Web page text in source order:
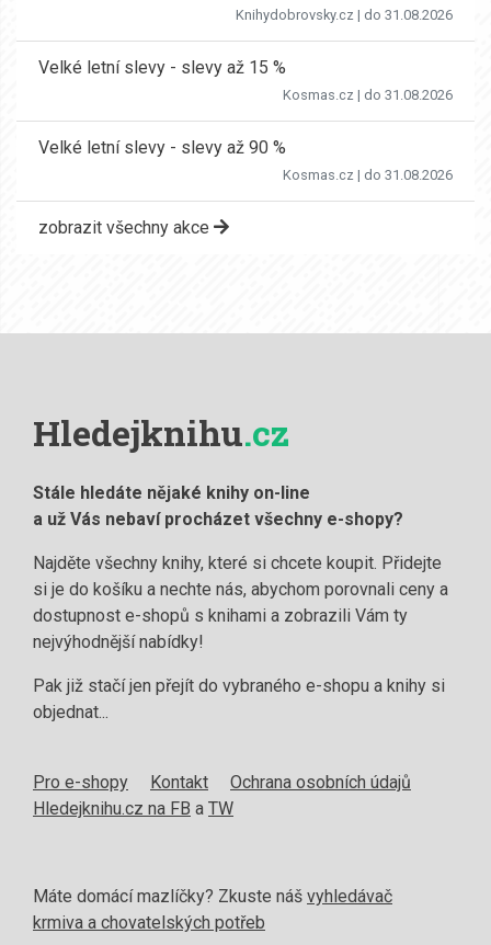
Knihydobrovsky.cz | do 31.08.2026
Velké letní slevy - slevy až 15 %
Kosmas.cz | do 31.08.2026
Velké letní slevy - slevy až 90 %
Kosmas.cz | do 31.08.2026
zobrazit všechny akce
Hledejknihu.cz
Stále hledáte nějaké knihy on-line
a už Vás nebaví procházet všechny e-shopy?
Najděte všechny knihy, které si chcete koupit. Přidejte
si je do košíku a nechte nás, abychom porovnali ceny a
dostupnost e-shopů s knihami a zobrazili Vám ty
nejvýhodnější nabídky!
Pak již stačí jen přejít do vybraného e-shopu a knihy si
objednat...
Pro e-shopy Kontakt
Ochrana osobních údajů
Hledejknihu.cz na FB a TW
Máte domácí mazlíčky? Zkuste náš vyhledávač
krmiva a chovatelských potřeb